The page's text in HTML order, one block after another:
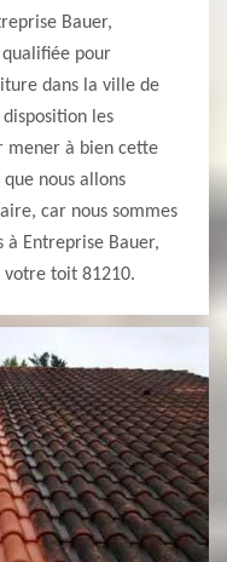
Bauer,
pour
dans la ville de
les
mener à bien cette
nous allons
car nous sommes
à Entreprise Bauer,
votre toit 81210.